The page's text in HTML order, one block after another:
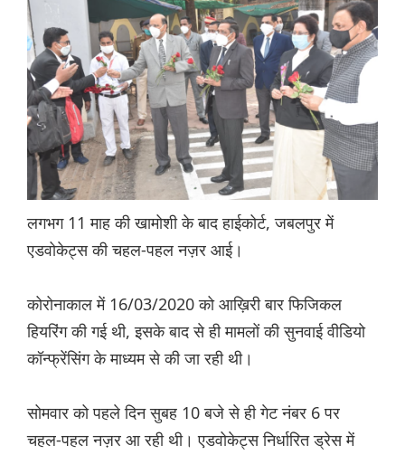
लगभग 11 माह की खामोशी के बाद हाईकोर्ट, जबलपुर में
एडवोकेट्स की चहल-पहल नज़र आई।
कोरोनाकाल में 16/03/2020 को आख़िरी बार फिजिकल
हियरिंग की गई थी, इसके बाद से ही मामलों की सुनवाई वीडियो
कॉन्फ्रेंसिंग के माध्यम से की जा रही थी।
सोमवार को पहले दिन सुबह 10 बजे से ही गेट नंबर 6 पर
चहल-पहल नज़र आ रही थी। एडवोकेट्स निर्धारित ड्रेस में